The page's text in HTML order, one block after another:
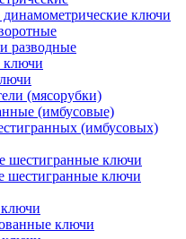
ключи
разводные
ключи
(мясорубки)
(имбусовые)
(имбусовых)
шестигранные ключи
шестигранные ключи
ключи
ключи